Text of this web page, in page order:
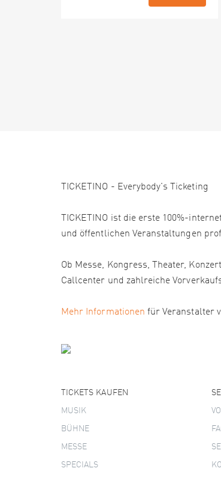
TICKETINO - Everybody's Ticketing
TICKETINO ist die erste 100%-
und öffentlichen Veranstaltungen
Ob Messe, Kongress, Theater,
Callcenter und zahlreiche
Mehr Informationen für Veranstalter
TICKETS KAUFEN
MUSIK
BÜHNE
MESSE
SPECIALS